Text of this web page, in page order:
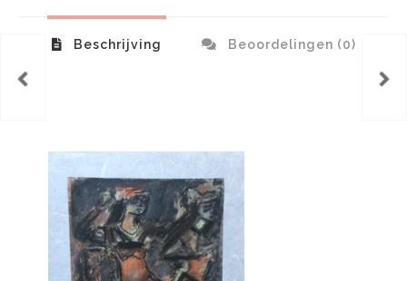
Beschrijving Beoordelingen (0)